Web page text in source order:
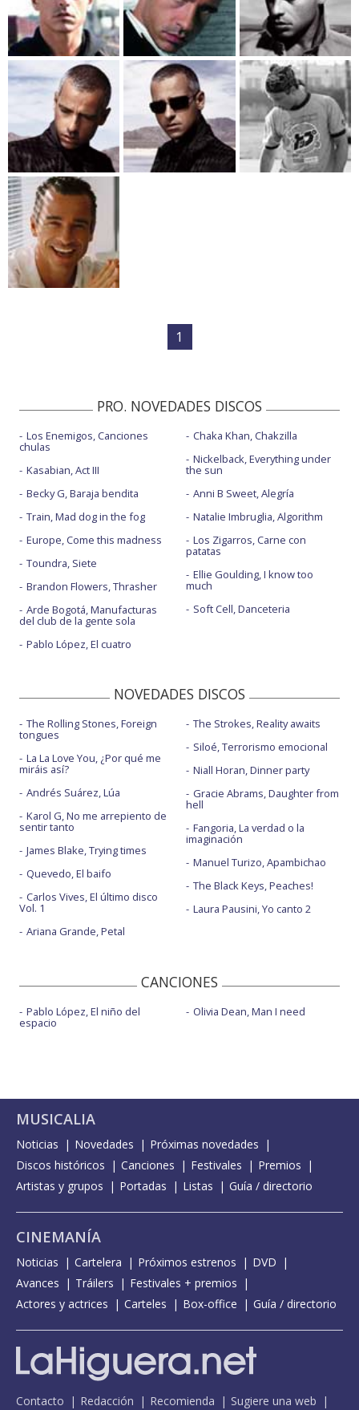
1
PRO. NOVEDADES DISCOS
Los Enemigos, Canciones
chulas
Kasabian, Act III
Becky G, Baraja bendita
Train, Mad dog in the fog
Europe, Come this madness
Toundra, Siete
Brandon Flowers, Thrasher
Arde Bogotá, Manufacturas
del club de la gente sola
Pablo López, El cuatro
Chaka Khan, Chakzilla
Nickelback, Everything under
the sun
Anni B Sweet, Alegría
Natalie Imbruglia, Algorithm
Los Zigarros, Carne con
patatas
Ellie Goulding, I know too
much
Soft Cell, Danceteria
NOVEDADES DISCOS
The Rolling Stones, Foreign
tongues
La La Love You, ¿Por qué me
miráis así?
Andrés Suárez, Lúa
Karol G, No me arrepiento de
sentir tanto
James Blake, Trying times
Quevedo, El baifo
Carlos Vives, El último disco
Vol. 1
Ariana Grande, Petal
The Strokes, Reality awaits
Siloé, Terrorismo emocional
Niall Horan, Dinner party
Gracie Abrams, Daughter from
hell
Fangoria, La verdad o la
imaginación
Manuel Turizo, Apambichao
The Black Keys, Peaches!
Laura Pausini, Yo canto 2
CANCIONES
Pablo López, El niño del
espacio
Olivia Dean, Man I need
MUSICALIA
Noticias Novedades
Próximas novedades
Discos históricos
Canciones Festivales
Premios
Artistas y grupos
Portadas Listas Guía / directorio
CINEMANÍA
Noticias Cartelera Próximos estrenos
DVD
Avances
Tráilers
Festivales + premios
Actores y actrices
Carteles Box-office Guía / directorio
Contacto Redacción Recomienda Sugiere una web